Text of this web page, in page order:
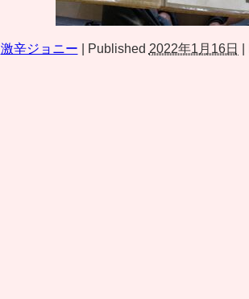
激辛ジョニー Published 2022年1月16日